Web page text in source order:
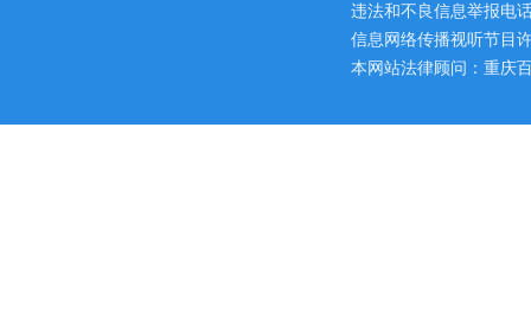
违法和不良信息举报电
信息网络传播视听节目
本网站法律顾问：重庆